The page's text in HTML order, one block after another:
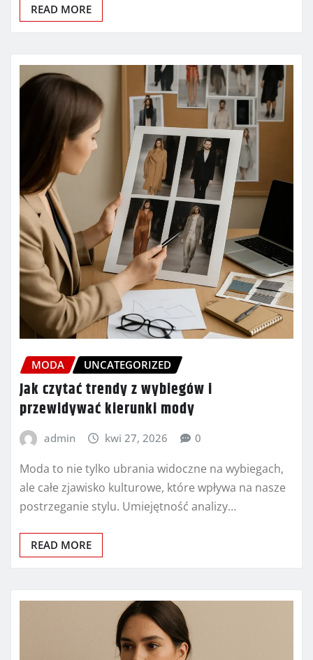
READ MORE
MODA UNCATEGORIZED
Jak czytać trendy z wybiegów i
przewidywać kierunki mody
admin kwi 27, 2026 0
Moda to nie tylko ubrania widoczne na wybiegach,
ale całe zjawisko kulturowe, które wpływa na nasze
postrzeganie stylu. Umiejętność analizy…
READ MORE